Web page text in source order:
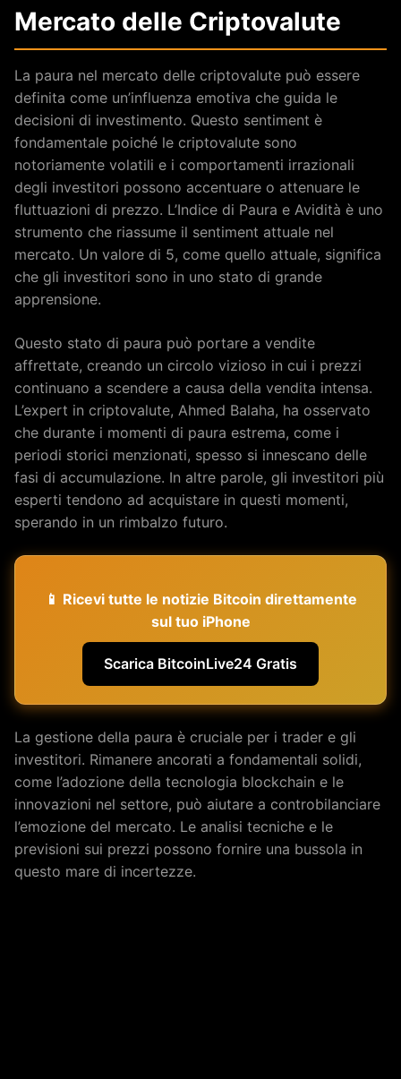
Mercato delle Criptovalute
La paura nel mercato delle criptovalute può essere
definita come un’influenza emotiva che guida le
decisioni di investimento. Questo sentiment è
fondamentale poiché le criptovalute sono
notoriamente volatili e i comportamenti irrazionali
degli investitori possono accentuare o attenuare le
fluttuazioni di prezzo. L’Indice di Paura e Avidità è uno
strumento che riassume il sentiment attuale nel
mercato. Un valore di 5, come quello attuale, significa
che gli investitori sono in uno stato di grande
apprensione.
Questo stato di paura può portare a vendite
affrettate, creando un circolo vizioso in cui i prezzi
continuano a scendere a causa della vendita intensa.
L’expert in criptovalute, Ahmed Balaha, ha osservato
che durante i momenti di paura estrema, come i
periodi storici menzionati, spesso si innescano delle
fasi di accumulazione. In altre parole, gli investitori più
esperti tendono ad acquistare in questi momenti,
sperando in un rimbalzo futuro.
📱 Ricevi tutte le notizie Bitcoin direttamente
sul tuo iPhone
Scarica BitcoinLive24 Gratis
La gestione della paura è cruciale per i trader e gli
investitori. Rimanere ancorati a fondamentali solidi,
come l’adozione della tecnologia blockchain e le
innovazioni nel settore, può aiutare a controbilanciare
l’emozione del mercato. Le analisi tecniche e le
previsioni sui prezzi possono fornire una bussola in
questo mare di incertezze.